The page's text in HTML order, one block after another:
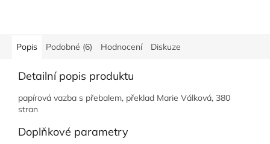
Popis Podobné (6) Hodnocení Diskuze
Detailní popis produktu
papírová vazba s přebalem, překlad Marie Válková, 380
stran
Doplňkové parametry